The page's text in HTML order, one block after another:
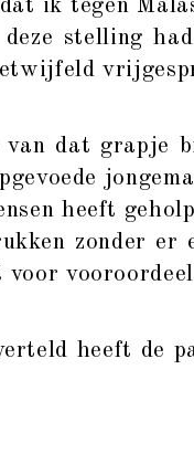
ik tegen
stelling
dat grapje
heeft
zonder er
heeft de